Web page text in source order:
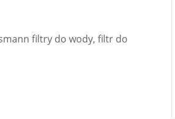
filtry do wody, filtr do